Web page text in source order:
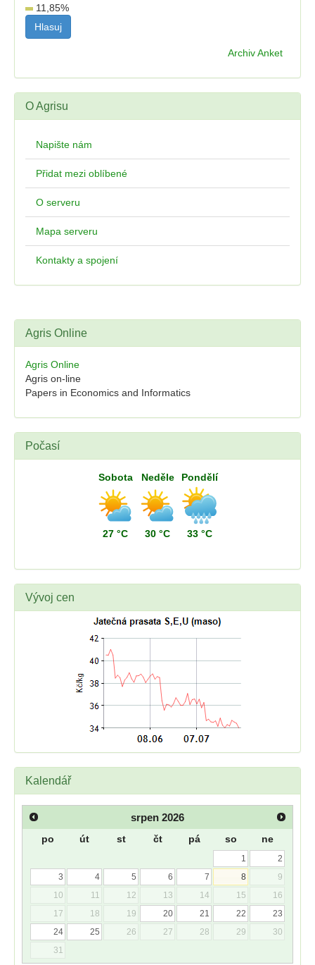
11,85%
Archiv Anket
O Agrisu
Napište nám
Přidat mezi oblíbené
O serveru
Mapa serveru
Kontakty a spojení
Agris Online
Agris Online
Agris on-line
Papers in Economics and Informatics
Počasí
Sobota
27 °C
Neděle
30 °C
Pondělí
33 °C
Vývoj cen
Kalendář
srpen 2026
po út st čt pá so ne
1
2
3
4 5 6 7 8
9
10
11 12 13 14 15
16
17
18 19 20 21 22
23
24
25 26 27 28 29
30
31